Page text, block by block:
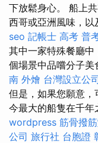
下放鬆身心。 船上
西哥或亞洲風味，以
seo 記帳士 高考 普
其中一家特殊餐廳
個場景中品嚐分子美
南 外燴 台灣設立公
但是，如果您願意
今最大的船隻在千年
wordpress 筋骨撥
公司 旅行社 台胞證